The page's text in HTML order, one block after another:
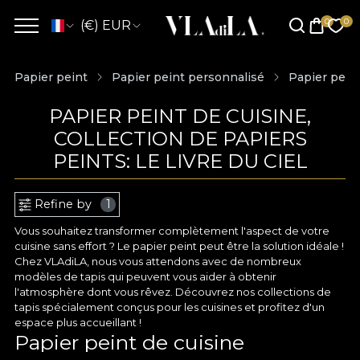
(€) EUR
Papier peint Papier peint personnalisé Papier
PAPIER PEINT DE CUISINE,
COLLECTION DE PAPIERS
PEINTS: LE LIVRE DU CIEL
Refine by 1
Vous souhaitez transformer complètement l'aspect de votre
cuisine sans effort ? Le papier peint peut être la solution idéale !
Chez VLAdiLA, nous vous attendons avec de nombreux
modèles de tapis qui peuvent vous aider à obtenir
l'atmosphère dont vous rêvez. Découvrez nos collections de
tapis spécialement conçus pour les cuisines et profitez d'un
espace plus accueillant !
Papier peint de cuisine